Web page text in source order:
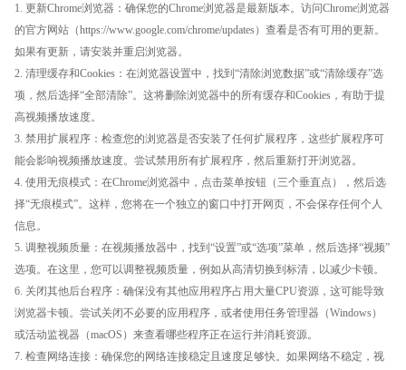
1. 更新Chrome浏览器：确保您的Chrome浏览器是最新版本。访问Chrome浏览器
的官方网站（https://www.google.com/chrome/updates）查看是否有可用的更新。
如果有更新，请安装并重启浏览器。
2. 清理缓存和Cookies：在浏览器设置中，找到“清除浏览数据”或“清除缓存”选
项，然后选择“全部清除”。这将删除浏览器中的所有缓存和Cookies，有助于提
高视频播放速度。
3. 禁用扩展程序：检查您的浏览器是否安装了任何扩展程序，这些扩展程序可
能会影响视频播放速度。尝试禁用所有扩展程序，然后重新打开浏览器。
4. 使用无痕模式：在Chrome浏览器中，点击菜单按钮（三个垂直点），然后选
择“无痕模式”。这样，您将在一个独立的窗口中打开网页，不会保存任何个人
信息。
5. 调整视频质量：在视频播放器中，找到“设置”或“选项”菜单，然后选择“视频”
选项。在这里，您可以调整视频质量，例如从高清切换到标清，以减少卡顿。
6. 关闭其他后台程序：确保没有其他应用程序占用大量CPU资源，这可能导致
浏览器卡顿。尝试关闭不必要的应用程序，或者使用任务管理器（Windows）
或活动监视器（macOS）来查看哪些程序正在运行并消耗资源。
7. 检查网络连接：确保您的网络连接稳定且速度足够快。如果网络不稳定，视